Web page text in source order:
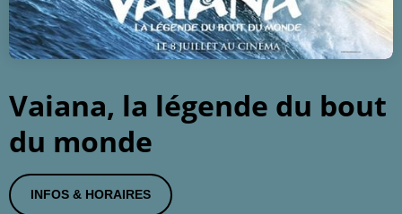
Vaiana, la légende du bout
du monde
INFOS & HORAIRES